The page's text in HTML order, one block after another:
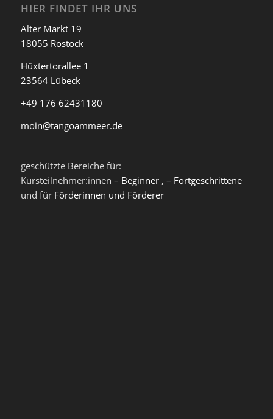
HIER FINDET IHR UNS
Alter Markt 19
18055 Rostock
Hüxtertorallee 1
23564 Lübeck
+49 176 62431180
moin@tangoammeer.de
geschützte Bereiche für:
Kursteilnehmer:innen – Beginner, – Fortgeschrittene
und für Förderinnen und Förderer